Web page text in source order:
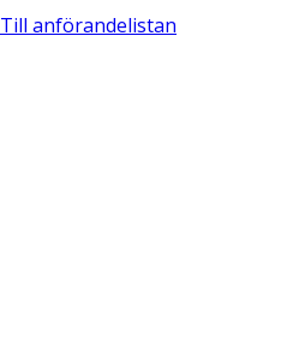
Till anförandelistan